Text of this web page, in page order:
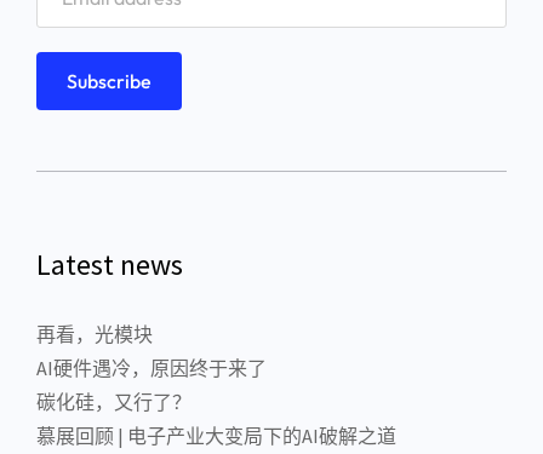
Latest news
再看，光模块
AI硬件遇冷，原因终于来了
碳化硅，又行了？
慕展回顾 | 电子产业大变局下的AI破解之道